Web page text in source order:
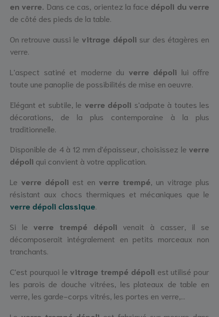
en verre. Dans ce cas, orientez la face dépoli du verre
de côté des pieds de la table.
On retrouve aussi le vitrage dépoli sur des étagères en
verre.
L'aspect satiné et moderne du verre dépoli lui offre
toute une panoplie de possibilités de mise en oeuvre.
Elégant et subtile, le verre dépoli s'adpate à toutes les
décorations, de la plus contemporaine à la plus
traditionnelle.
Disponible de 4 à 12 mm d'épaisseur, choisissez le verre
dépoli qui convient à votre application.
Le verre dépoli est en verre trempé , un vitrage plus
résistant aux chocs thermiques et mécaniques que le
verre dépoli classique
Si le verre trempé dépoli venait à casser, il se
décomposerait intégralement en petits morceaux non
tranchants.
C'est pourquoi le vitrage trempé dépoli est utilisé pour
les parois de douche vitrées, les plateaux de table en
verre, les garde-corps vitrés, les portes en verre,...